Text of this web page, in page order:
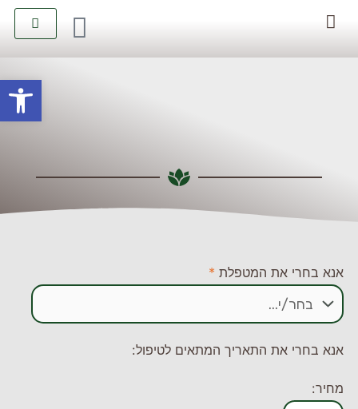
פתח
אנא בחרי את המטפלת *
אנא בחרי את התאריך המתאים לטיפול:
מחיר: